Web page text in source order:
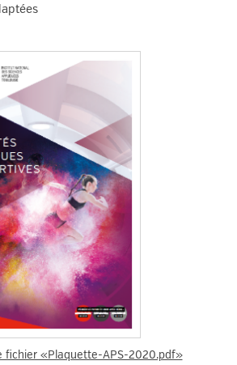
fichier «Plaquette-APS-2020.pdf»